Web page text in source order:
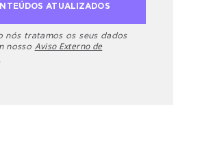
nós tratamos os seus dados
nosso Aviso Externo de